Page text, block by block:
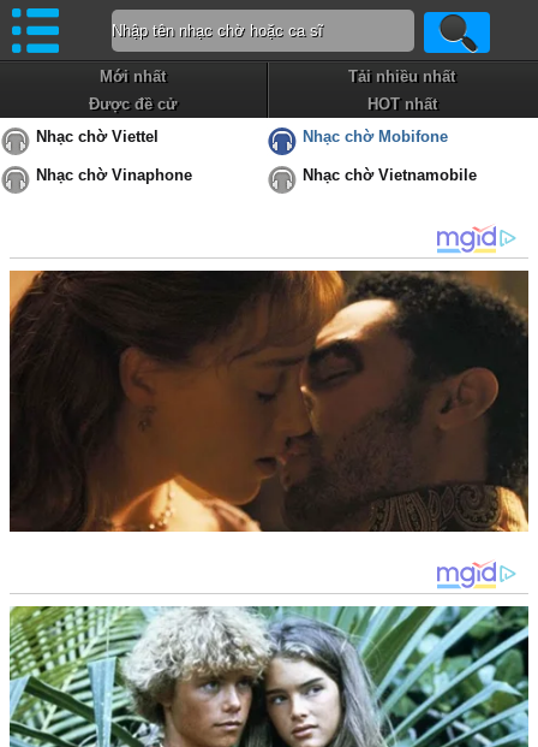
Mới nhất
Tải nhiều nhất
Được đề cử
HOT nhất
Nhạc chờ Viettel
Nhạc chờ Mobifone
Nhạc chờ Vinaphone Nhạc chờ Vietnamobile